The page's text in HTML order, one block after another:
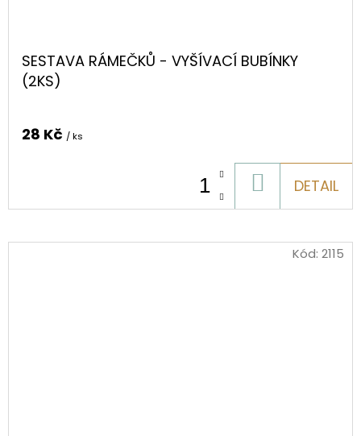
SESTAVA RÁMEČKŮ - VYŠÍVACÍ BUBÍNKY
(2KS)
28 Kč / ks
KOŠÍKU
DETAIL
Kód: 2115